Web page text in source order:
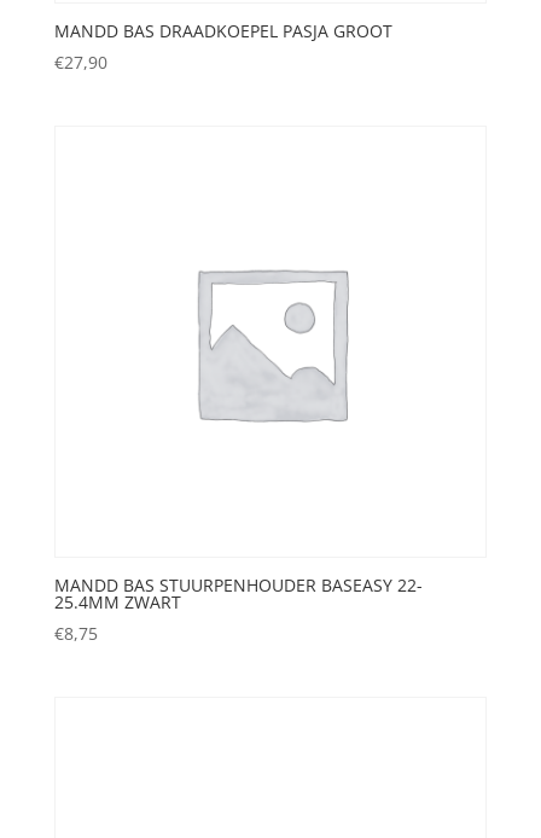
MANDD BAS DRAADKOEPEL PASJA GROOT
€27,90
MANDD BAS STUURPENHOUDER BASEASY 22-
25.4MM ZWART
€8,75